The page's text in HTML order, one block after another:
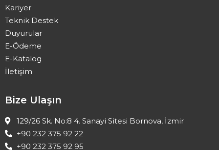
Kariyer
Teknik Destek
Duyurular
E-Ödeme
E-Katalog
İletişim
Bize Ulaşın
129/26 Sk. No:8 4. Sanayi Sitesi Bornova, İzmir
+90 232 375 92 22
+90 232 375 92 95